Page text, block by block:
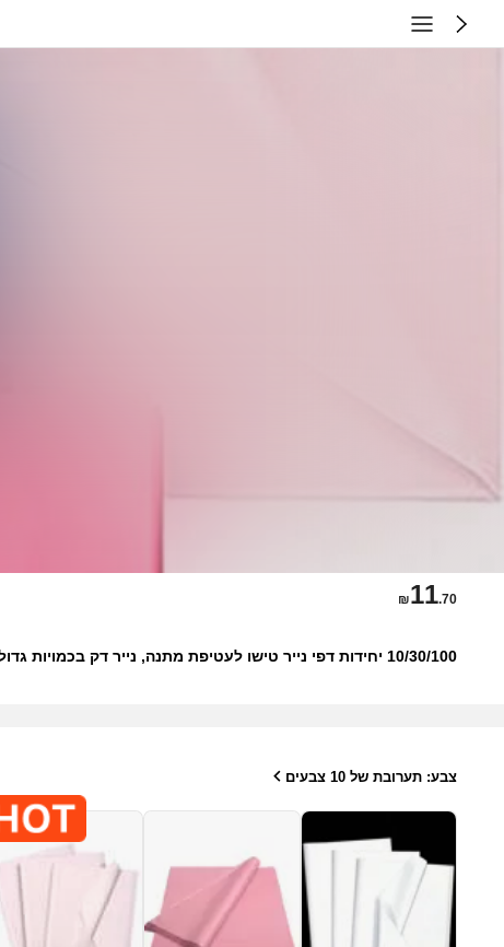
₪11.70
10/30/100 יחידות דפי נייר טישו לעטיפת מתנה, נייר דק בכמויות גדולות לאריזת מתנה, 50x35 ס"מ, טישו נייר אמנותי למתנות, יצירה, פרחי נייר DIY, סיום לימודים, יום האם
צבע: תערובת של 10 צבעים